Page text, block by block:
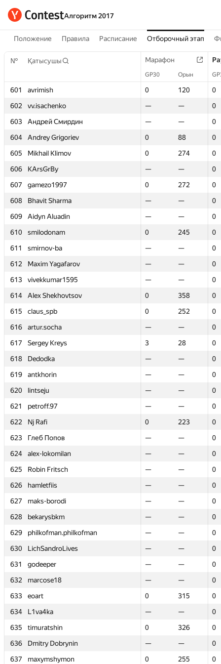
Алгоритм 2017
Положение Правила Расписание Отборочный этап
№ Қатысушы Марафон
GP30 Орын
601 avrimish 0 120
0
602
vv.isachenko — —
0
603
Андрей Смирдин — —
0
604
Andrey Grigoriev 0 88
0
605
Mikhail Klimov 0 274
0
606
KArsGrBy — —
0
607
gamezo1997 0 272
0
608
Bhavit Sharma — —
0
609
Aidyn Aluadin — —
0
610
smilodonam 0 245
0
611
smirnov-ba — —
0
612
Maxim Yagafarov — —
0
613
vivekkumar1595 — —
0
614
Alex Shekhovtsov 0 358
0
615
claus_spb 0 252
0
616
artur.socha — —
0
617
Sergey Kreys 3 28
0
618
Dedodka — —
0
619
antkhorin — —
0
620
lintseju — —
0
621
petroff.97 — —
0
622
Nj Rafi 0 223
0
623
Глеб Попов — —
0
624
alex-lokomilan — —
0
625
Robin Fritsch — —
0
626
hamletfiis — —
0
627
maks-borodi — —
0
628
bekarysbkm — —
0
629
philkofman.philkofman — —
0
630
LichSandroLives — —
0
631
godeeper — —
0
632
marcose18 — —
0
633
eoart 0 315
0
634
L1va4ka — —
0
635
timuratshin 0 326
0
636
Dmitry Dobrynin — —
0
637
maxymshymon 0 255
0
№ Қатысушы Марафон
GP30 Орын
601 avrimish 0 120
0
602
vv.isachenko — —
0
603
Андрей Смирдин — —
0
604
Andrey Grigoriev 0 88
0
605
Mikhail Klimov 0 274
0
606
KArsGrBy — —
0
607
gamezo1997 0 272
0
608
Bhavit Sharma — —
0
609
Aidyn Aluadin — —
0
610
smilodonam 0 245
0
611
smirnov-ba — —
0
612
Maxim Yagafarov — —
0
613
vivekkumar1595 — —
0
614
Alex Shekhovtsov 0 358
0
615
claus_spb 0 252
0
616
artur.socha — —
0
617
Sergey Kreys 3 28
0
618
Dedodka — —
0
619
antkhorin — —
0
620
lintseju — —
0
621
petroff.97 — —
0
622
Nj Rafi 0 223
0
623
Глеб Попов — —
0
624
alex-lokomilan — —
0
625
Robin Fritsch — —
0
626
hamletfiis — —
0
627
maks-borodi — —
0
628
bekarysbkm — —
0
629
philkofman.philkofman — —
0
630
LichSandroLives — —
0
631
godeeper — —
0
632
marcose18 — —
0
633
eoart 0 315
0
634
L1va4ka — —
0
635
timuratshin 0 326
0
636
Dmitry Dobrynin — —
0
637
maxymshymon 0 255
0